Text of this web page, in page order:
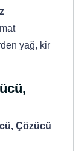
yağ, kir
Çözücü